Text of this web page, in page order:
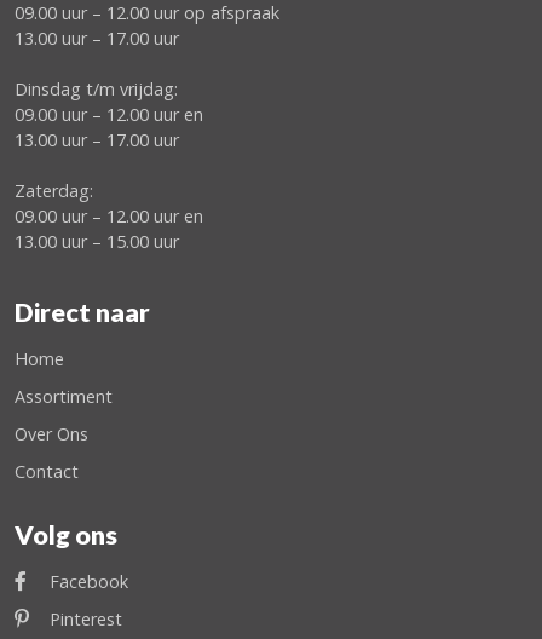
09.00 uur – 12.00 uur op afspraak
13.00 uur – 17.00 uur
Dinsdag t/m vrijdag:
09.00 uur – 12.00 uur en
13.00 uur – 17.00 uur
Zaterdag:
09.00 uur – 12.00 uur en
13.00 uur – 15.00 uur
Direct naar
Home
Assortiment
Over Ons
Contact
Volg ons
Facebook
Pinterest